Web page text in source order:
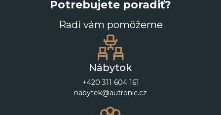
Potrebujete poradiť?
Radi vám pomôžeme
Nábytok
+420 311 604 161
nabytek@autronic.cz